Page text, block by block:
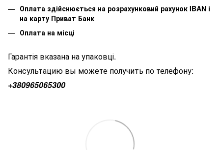
Оплата здійснюється на розрахунковий рахунок IBAN і
на карту Приват Банк
Оплата на місці
Гарантія вказана на упаковці.
Консультацию вы можете получить по телефону:
+380965065300